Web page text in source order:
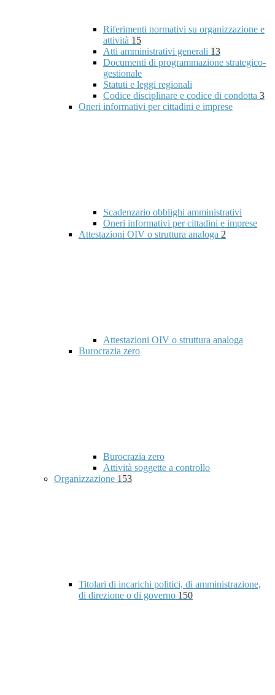
Riferimenti normativi su organizzazione e
attività 15
Atti amministrativi generali 13
Documenti di programmazione strategico-
gestionale
Statuti e leggi regionali
Codice disciplinare e codice di condotta 3
Oneri informativi per cittadini e imprese
Scadenzario obblighi amministrativi
Oneri informativi per cittadini e imprese
Attestazioni OIV o struttura analoga 2
Attestazioni OIV o struttura analoga
Burocrazia zero
Burocrazia zero
Attività soggette a controllo
Organizzazione 153
Titolari di incarichi politici, di amministrazione,
di direzione o di governo 150